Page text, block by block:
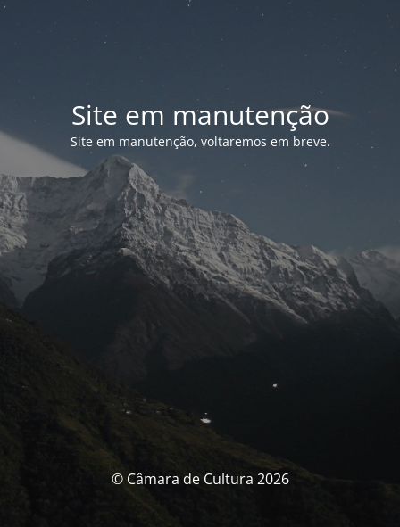
Site em manutenção
Site em manutenção, voltaremos em breve.
© Câmara de Cultura 2026